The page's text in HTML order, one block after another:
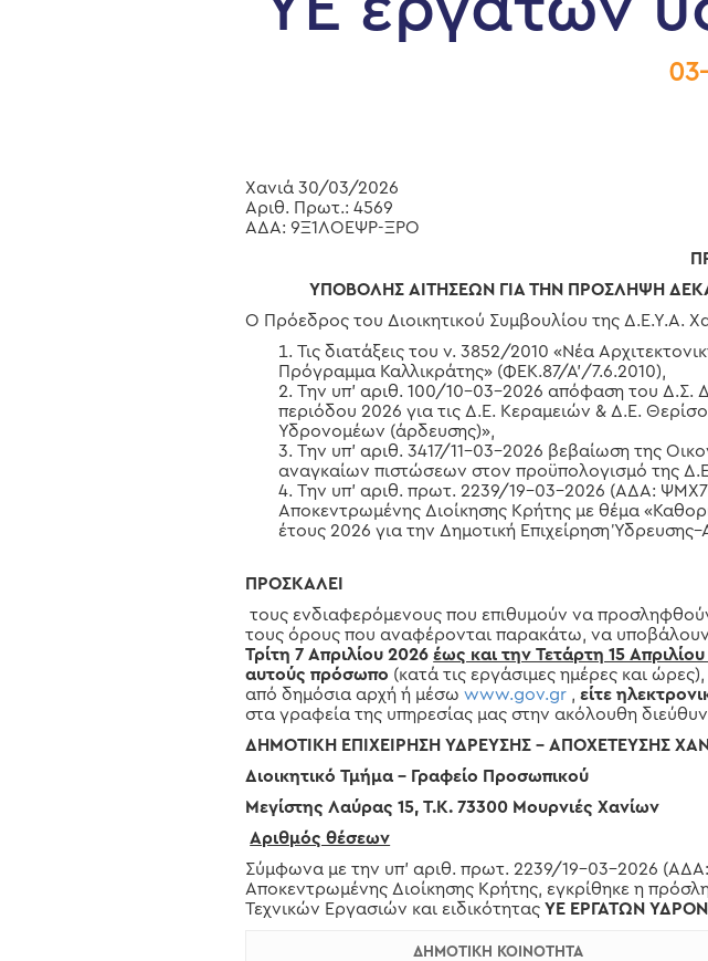
Hit enter to search or ESC to close
Χανιά 30/03/2026
Αριθ. Πρωτ.: 4569
ΑΔΑ: 9Ξ1ΛΟΕΨΡ-ΞΡΟ
ΥΠΟΒΟΛΗΣ ΑΙΤΗΣΕΩΝ ΓΙΑ ΤΗΝ ΠΡΟΣΛΗΨΗ
Ο Πρόεδρος του Διοικητικού Συμβουλίου της Δ.Ε.Υ.Α.
Τις διατάξεις του ν. 3852/2010 «Νέα
Πρόγραμμα Καλλικράτης» (ΦΕΚ.87/Α’/7.6.2010),
Την υπ’ αριθ. 100/10-03-2026 απόφαση του Δ.Σ.
περιόδου 2026 για τις Δ.Ε. Κεραμειών & Δ.Ε.
Υδρονομέων (άρδευσης)»,
Την υπ’ αριθ. 3417/11-03-2026 βεβαίωση της
αναγκαίων πιστώσεων στον προϋπολογισμό της
Την υπ’ αριθ. πρωτ. 2239/19-03-2026 (ΑΔΑ:
Αποκεντρωμένης Διοίκησης Κρήτης με θέμα
έτους 2026 για την Δημοτική Επιχείρηση
ΠΡΟΣΚΑΛΕΙ
τους ενδιαφερόμενους που επιθυμούν να
τους όρους που αναφέρονται παρακάτω, να υποβάλουν
Τρίτη 7Απριλίου 2026έως και την Τετάρτη 15
αυτούς πρόσωπο (κατά τις εργάσιμες ημέρες και
από δημόσια αρχή ή μέσωwww.gov.gr , είτε
στα γραφεία της υπηρεσίας μας στην ακόλουθη
ΔΗΜΟΤΙΚΗ ΕΠΙΧΕΙΡΗΣΗ ΥΔΡΕΥΣΗΣ – ΑΠΟΧΕΤΕΥΣΗΣ
Διοικητικό Τμήμα – Γραφείο Προσωπικού
Μεγίστης Λαύρας 15, Τ.Κ. 73300 Μουρνιές Χανίων
Αριθμός θέσεων
Σύμφωνα με την υπ’ αριθ. πρωτ. 2239/19-03-2026
Αποκεντρωμένης Διοίκησης Κρήτης, εγκρίθηκε η
Τεχνικών Εργασιών και ειδικότηταςΥΕ ΕΡΓΑΤΩΝ
ΔΗΜΟΤΙΚΗ ΚΟΙΝΟΤΗΤΑ